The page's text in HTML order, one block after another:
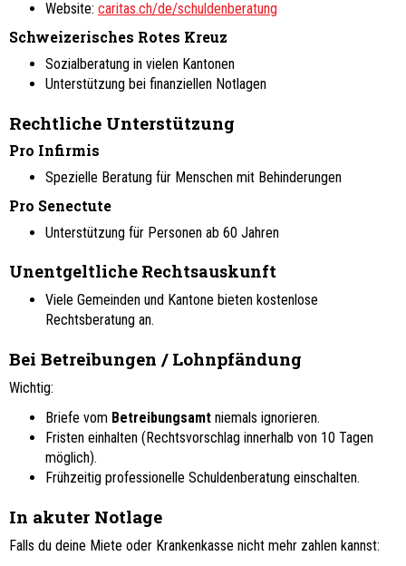
Website: caritas.ch/de/schuldenberatung
Schweizerisches Rotes Kreuz
Sozialberatung in vielen Kantonen
Unterstützung bei finanziellen Notlagen
Rechtliche Unterstützung
Pro Infirmis
Spezielle Beratung für Menschen mit Behinderungen
Pro Senectute
Unterstützung für Personen ab 60 Jahren
Unentgeltliche Rechtsauskunft
Viele Gemeinden und Kantone bieten kostenlose
Rechtsberatung an.
Bei Betreibungen / Lohnpfändung
Wichtig:
Briefe vom Betreibungsamt niemals ignorieren.
Fristen einhalten (Rechtsvorschlag innerhalb von 10 Tagen
möglich).
Frühzeitig professionelle Schuldenberatung einschalten.
In akuter Notlage
Falls du deine Miete oder Krankenkasse nicht mehr zahlen kannst: